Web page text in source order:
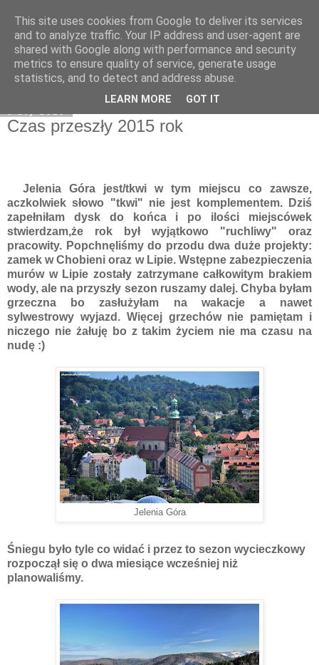
Moje miejsce
Czas przeszły 2015 rok
Jelenia Góra jest/tkwi w tym miejscu co zawsze,
aczkolwiek słowo "tkwi" nie jest komplementem. Dziś
zapełniłam dysk do końca i po ilości miejscówek
stwierdzam,że rok był wyjątkowo "ruchliwy" oraz
pracowity. Popchnęliśmy do przodu dwa duże projekty:
zamek w Chobieni oraz w Lipie. Wstępne zabezpieczenia
murów w Lipie zostały zatrzymane całkowitym brakiem
wody, ale na przyszły sezon ruszamy dalej. Chyba byłam
grzeczna bo zasłużyłam na wakacje a nawet
sylwestrowy wyjazd. Więcej grzechów nie pamiętam i
niczego nie żałuję bo z takim życiem nie ma czasu na
nudę :)
Jelenia Góra
Śniegu było tyle co widać i przez to sezon wycieczkowy
rozpoczął się o dwa miesiące wcześniej niż
planowaliśmy.
This site uses cookies from Google to deliver its services
and to analyze traffic. Your IP address and user-agent are
shared with Google along with performance and security
metrics to ensure quality of service, generate usage
statistics, and to detect and address abuse.
LEARN MORE GOT IT